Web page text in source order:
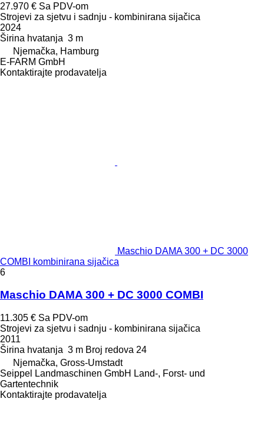
27.970 € Sa PDV-om
Strojevi za sjetvu i sadnju - kombinirana sijačica
2024
Širina hvatanja 3 m
Njemačka, Hamburg
E-FARM GmbH
Kontaktirajte prodavatelja
Maschio DAMA 300 + DC 3000
COMBI kombinirana sijačica
6
Maschio DAMA 300 + DC 3000 COMBI
11.305 € Sa PDV-om
Strojevi za sjetvu i sadnju - kombinirana sijačica
2011
Širina hvatanja 3 m Broj redova 24
Njemačka, Gross-Umstadt
Seippel Landmaschinen GmbH Land-, Forst- und
Gartentechnik
Kontaktirajte prodavatelja